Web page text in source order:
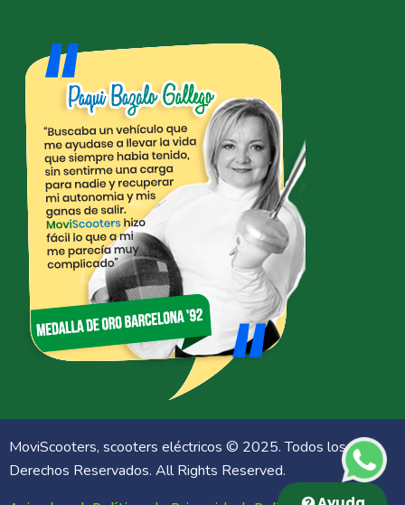
MoviScooters, scooters eléctricos © 2025. Todos los
Derechos Reservados. All Rights Reserved.